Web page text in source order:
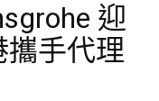
迎
攜手代理